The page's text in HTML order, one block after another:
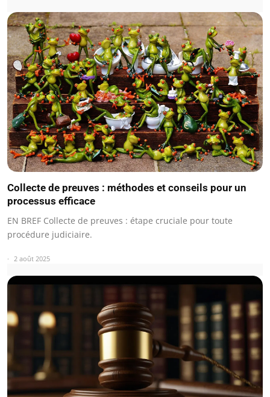
Collecte de preuves : méthodes et conseils pour un
processus efficace
EN BREF Collecte de preuves : étape cruciale pour toute
procédure judiciaire.
2 août 2025